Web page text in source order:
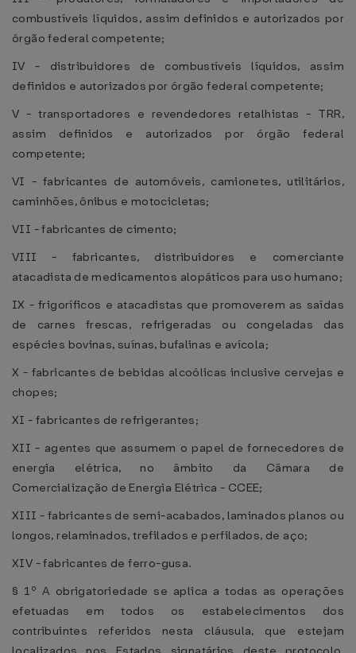
combustíveis líquidos, assim definidos e autorizados por
órgão federal competente;
IV - distribuidores de combustíveis líquidos, assim
definidos e autorizados por órgão federal competente;
V - transportadores e revendedores retalhistas - TRR,
assim definidos e autorizados por órgão federal
competente;
VI - fabricantes de automóveis, camionetes, utilitários,
caminhões, ônibus e motocicletas;
VII - fabricantes de cimento;
VIII - fabricantes, distribuidores e comerciante
atacadista de medicamentos alopáticos para uso humano;
IX - frigoríficos e atacadistas que promoverem as saídas
de carnes frescas, refrigeradas ou congeladas das
espécies bovinas, suínas, bufalinas e avícola;
X - fabricantes de bebidas alcoólicas inclusive cervejas e
chopes;
XI - fabricantes de refrigerantes;
XII - agentes que assumem o papel de fornecedores de
energia elétrica, no âmbito da Câmara de
Comercialização de Energia Elétrica - CCEE;
XIII - fabricantes de semi-acabados, laminados planos ou
longos, relaminados, trefilados e perfilados, de aço;
XIV - fabricantes de ferro-gusa.
§ 1º A obrigatoriedade se aplica a todas as operações
efetuadas em todos os estabelecimentos dos
contribuintes referidos nesta cláusula, que estejam